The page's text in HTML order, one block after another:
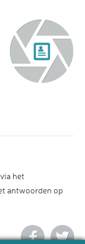
het
antwoorden op